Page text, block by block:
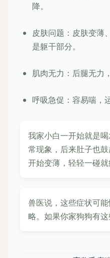
降。
皮肤问题：皮肤变薄
是躯干部分。
肌肉无力：后腿无力
呼吸急促：容易喘，
我家小白一开始就是
常现象，后来肚子也
开始变薄，轻轻一碰就
兽医说，这些症状可
略。如果你家狗狗有这